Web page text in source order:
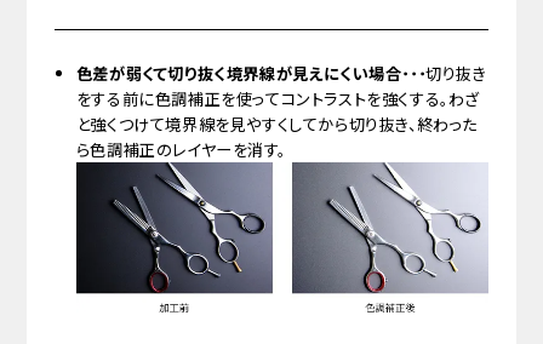
色差が弱くて切り抜く境界線が見えにくい場合・・・切り抜き
をする前に色調補正を使ってコントラストを強くする。わざ
と強くつけて境界線を見やすくしてから切り抜き、終わった
ら色調補正のレイヤーを消す。